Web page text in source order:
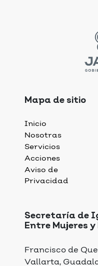
Mapa de sitio
Inicio
Nosotras
Servicios
Acciones
Aviso de
Privacidad
Secretaría de
Entre Mujeres y
Francisco de
Vallarta,